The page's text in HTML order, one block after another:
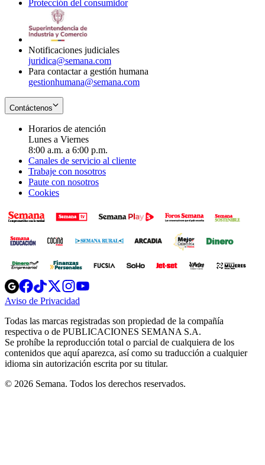
window
newin
Protección del consumidorOpens
Notificaciones judiciales
juridica@semana.com
Para contactar a gestión humana
gestionhumana@semana.com
Contáctenos
Horarios de atención
Lunes a Viernes
8:00 a.m. a 6:00 p.m.
Canales de servicio al cliente
Trabaje con nosotros
Paute con nosotros
Cookies
Opens
in
new
Opens
in
new
Opens
in
new
window
Opens
new
windowwindow
Aviso de Privacidad
new
window
Todas las marcas registradas son propiedad de la compañía
respectiva o de PUBLICACIONES SEMANA S.A.
Se prohíbe la reproducción total o parcial de cualquiera de los
contenidos que aquí aparezca, así como su traducción a cualquier
idioma sin autorización escrita por su titular.
© 2026 Semana. Todos los derechos reservados.